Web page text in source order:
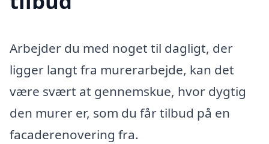
Arbejder du med noget til dagligt, der
ligger langt fra murerarbejde, kan det
være svært at gennemskue, hvor dygtig
den murer er, som du får tilbud på en
facaderenovering fra.